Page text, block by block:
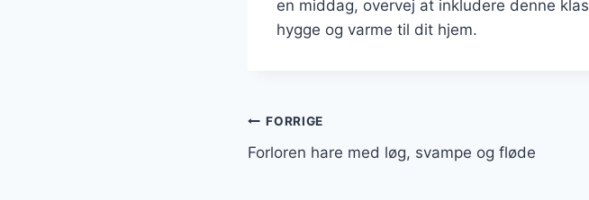
en middag, overvej at inkludere denne
hygge og varme til dit hjem.
Indlægsnavigation
FORRIGE
Forloren hare med løg, svampe og fløde